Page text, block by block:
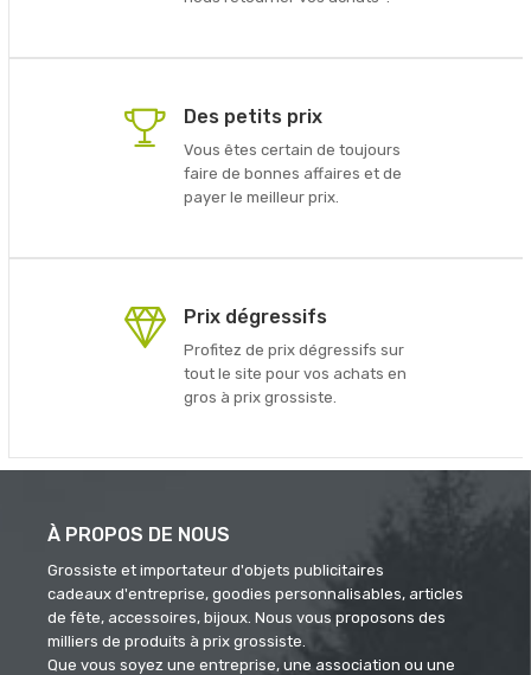
Des petits prix
Vous êtes certain de toujours
faire de bonnes affaires et de
payer le meilleur prix.
Prix dégressifs
Profitez de prix dégressifs sur
tout le site pour vos achats en
gros à prix grossiste.
À PROPOS DE NOUS
Grossiste et importateur d'objets publicitaires
cadeaux d'entreprise, goodies personnalisables, articles
de fête, accessoires, bijoux. Nous vous proposons des
milliers de produits à prix grossiste.
Que vous soyez une entreprise, une association ou une